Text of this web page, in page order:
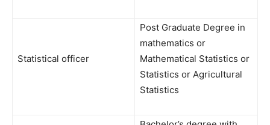
Statistical officer
Post Graduate Degree in
mathematics or
Mathematical Statistics or
Statistics or Agricultural
Statistics